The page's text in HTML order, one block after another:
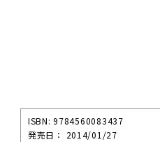
ISBN: 9784560083437
発売⽇： 2014/01/27